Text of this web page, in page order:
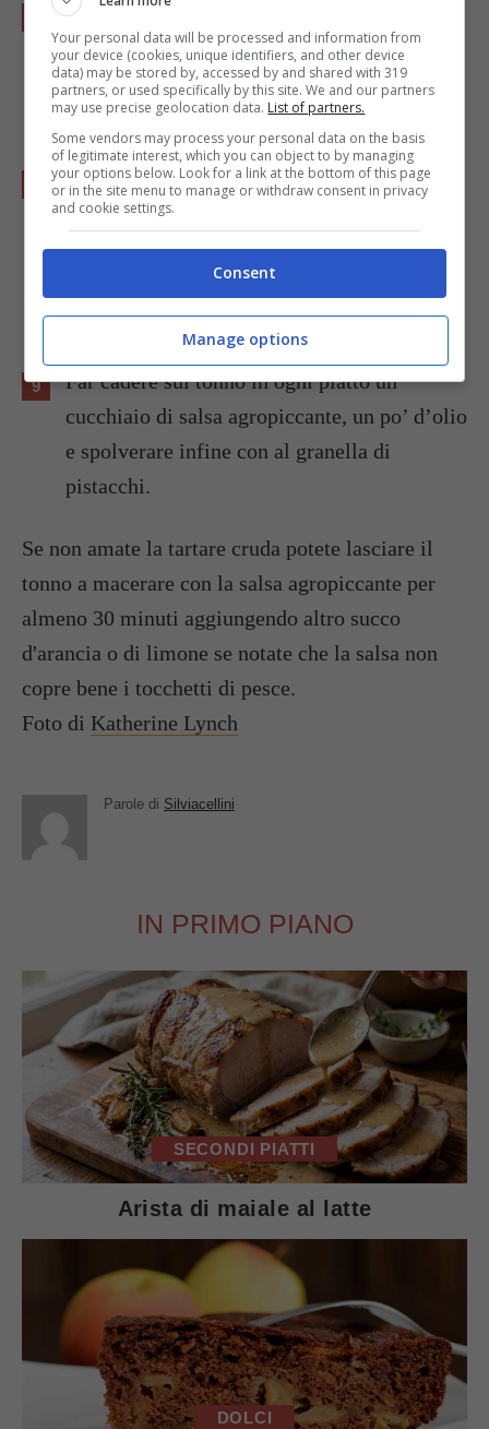
Fare un’emulsione
filtrato dal colino più quello della quinta
arancia, olio sufficiente (mezzo bicchiere
circa) e i capperi interi.
In ogni piatto mettere intorno al tonno le
fette d’arancia, peparle, aggiungere poi le
zucchine, tagliate a fette fini e grigliate
quindi tagliate in strisce grandi come un
dito, e condirle con l’emulsione.
Far cadere sul tonno in ogni piatto un
cucchiaio di salsa agropiccante, un po’ d’olio
e spolverare infine con al granella di
pistacchi.
Se non amate la tartare cruda potete lasciare il
tonno a macerare con la salsa agropiccante per
almeno 30 minuti aggiungendo altro succo
d'arancia o di limone se notate che la salsa non
copre bene i tocchetti di pesce.
Foto di Katherine Lynch
Parole di Silviacellini
IN PRIMO PIANO
SECONDI PIATTI
Arista di maiale al latte
DOLCI
Your personal data will be processed and information from
your device (cookies, unique identifiers, and other device
data) may be stored by, accessed by and shared with 319
partners, or used specifically by this site. We and our partners
may use precise geolocation data. List of partners.
Some vendors may process your personal data on the basis
of legitimate interest, which you can object to by managing
your options below. Look for a link at the bottom of this page
or in the site menu to manage or withdraw consent in privacy
and cookie settings.
Consent
Manage options